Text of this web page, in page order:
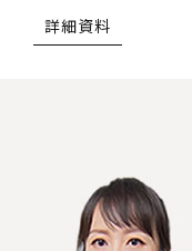
詳細資料